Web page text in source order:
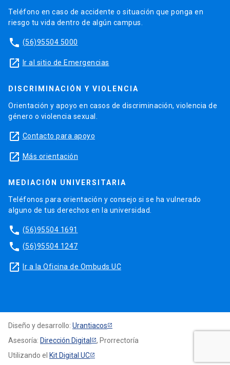
Teléfono en caso de accidente o situación que ponga en
riesgo tu vida dentro de algún campus.
phone (56)95504 5000
launch Ir al sitio de Emergencias
DISCRIMINACIÓN Y VIOLENCIA
Orientación y apoyo en casos de discriminación, violencia de
género o violencia sexual.
launch Contacto para apoyo
launch Más orientación
MEDIACIÓN UNIVERSITARIA
Teléfonos para orientación y consejo si se ha vulnerado
alguno de tus derechos en la universidad.
phone (56)95504 1691
phone (56)95504 1247
launch Ir a la Oficina de Ombuds UC
Diseño y desarrollo: Urantiacos
Asesoría: Dirección Digital
, Prorrectoría
Utilizando el Kit Digital UC